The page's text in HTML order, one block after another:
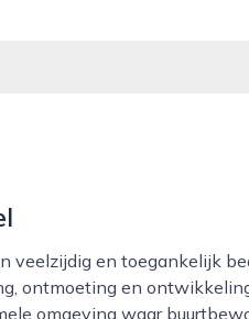
ontmoeting en
omgeving waar